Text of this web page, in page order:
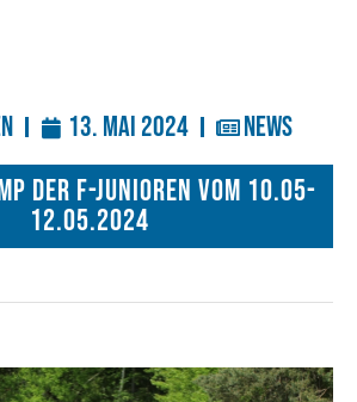
13. Mai 2024 News
der F-Junioren vom 10.05-
12.05.2024